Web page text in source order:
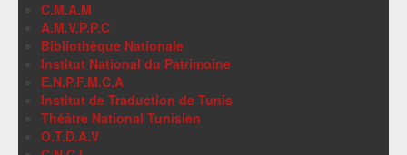
C.M.A.M
A.M.V.P.P.C
Bibliothèque Nationale
Institut National du Patrimoine
E.N.P.F.M.C.A
Institut de Traduction de Tunis
Théâtre National Tunisien
O.T.D.A.V